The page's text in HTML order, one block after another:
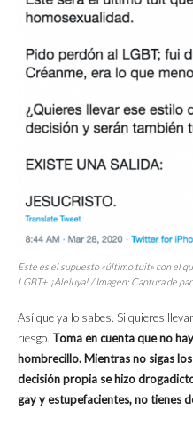
Este es el supuesto «último tuit» con el
LGBT+. ¡Aleluya! / Imagen: Captura de
Así que ya lo sabes. Si quieres
riesgo. Toma en cuenta que no
hombrecillo. Mientras no sigas
decisión propia se hizo
gay y estupefacientes, no tienes